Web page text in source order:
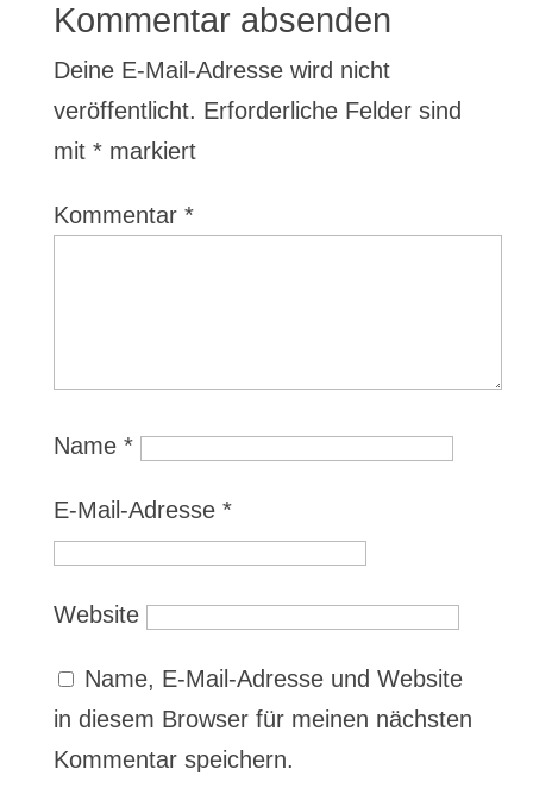
Kommentar absenden
Deine E-Mail-Adresse wird nicht
veröffentlicht. Erforderliche Felder sind
mit *markiert
Kommentar *
Name *
E-Mail-Adresse *
Website
Name, E-Mail-Adresse und Website
in diesem Browser für meinen nächsten
Kommentar speichern.